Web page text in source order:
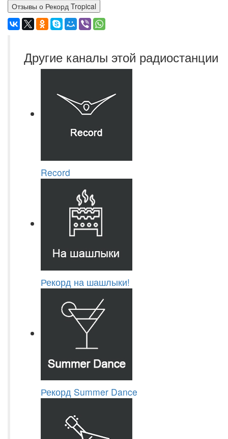
Отзывы о Рекорд Tropical
Другие каналы этой радиостанции
Record
Рекорд на шашлыки!
Рекорд Summer Dance